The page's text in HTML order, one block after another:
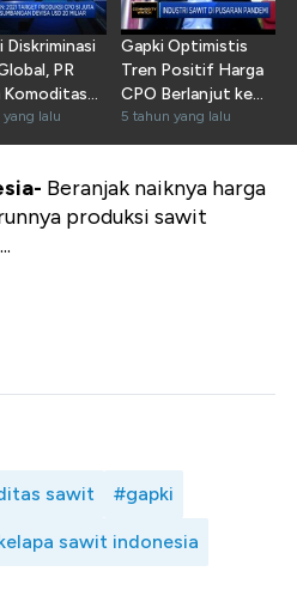
Diskriminasi
PR
Komoditas
lalu
Gapki Optimistis
Tren Positif Harga
CPO Berlanjut ke
H1-2021
5 tahun yang lalu
Beranjak naiknya harga
produksi sawit
sawit #gapki
sawit indonesia